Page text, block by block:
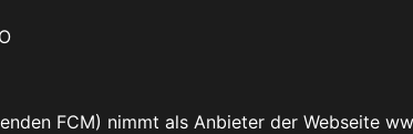
FCM) nimmt als Anbieter der Webseite